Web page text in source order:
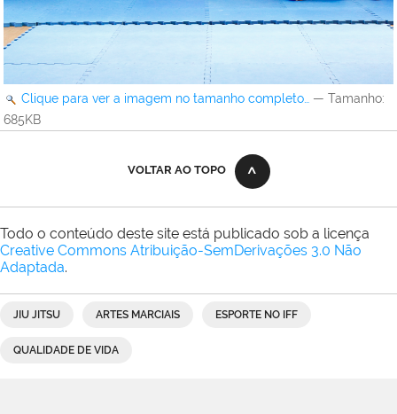
Clique para ver a imagem no tamanho completo… — Tamanho:
685KB
VOLTAR AO TOPO
Todo o conteúdo deste site está publicado sob a licença
Creative Commons Atribuição-SemDerivações 3.0 Não
Adaptada.
JIU JITSU ARTES MARCIAIS ESPORTE NO IFF
QUALIDADE DE VIDA